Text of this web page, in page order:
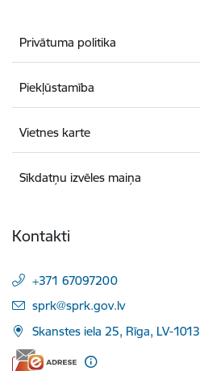
Privātuma politika
Piekļūstamība
Vietnes karte
Sīkdatņu izvēles maiņa
Kontakti
+371 67097200
E-pasts:
sprk@sprk.gov.lv
Skanstes iela 25, Rīga, LV-1013